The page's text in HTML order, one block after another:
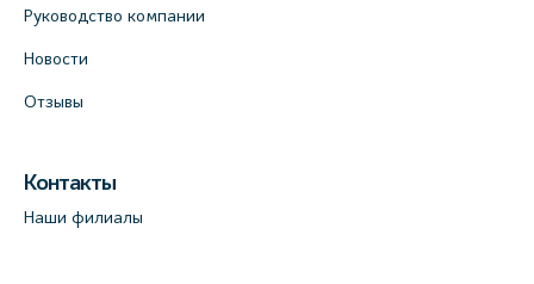
+7 (812) 679-11-01
+7 (812) 565-11-12
На карте
Руководство компании
Новости
Отзывы
Контакты
Наши филиалы